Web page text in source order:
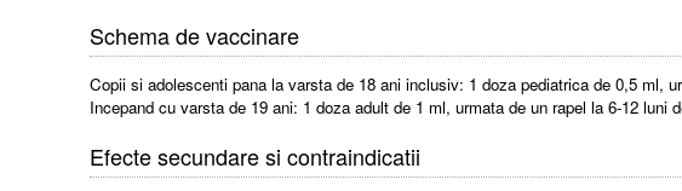
Schema de vaccinare
Copii si adolescenti pana la varsta de 18 ani inclusiv: 1 doza pediatrica de 0,5 ml,
Incepand cu varsta de 19 ani: 1 doza adult de 1 ml, urmata de un rapel la 6-12 luni
Efecte secundare si contraindicatii